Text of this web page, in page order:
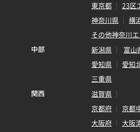
東京都
23区
神奈川県
横
その他神奈川
中部
新潟県 富山
愛知県
愛知
三重県
関西
滋賀県
京都府
京都
大阪府
大阪